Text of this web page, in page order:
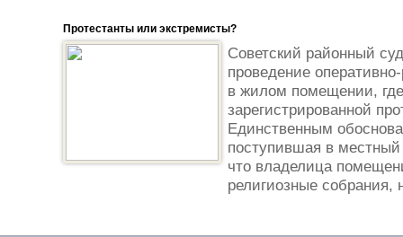
Протестанты или экстремисты?
Советский районный
проведение
в жилом помещении,
зарегистрированной
Единственным
поступившая в
что владелица
религиозные собрания,